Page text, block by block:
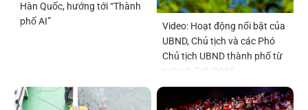
Hàn Quốc, hướng tới “Thành
phố AI”
Video: Hoạt động nổi bật của
UBND, Chủ tịch và các Phó
Chủ tịch UBND thành phố từ
ngày 3-7/8/2026